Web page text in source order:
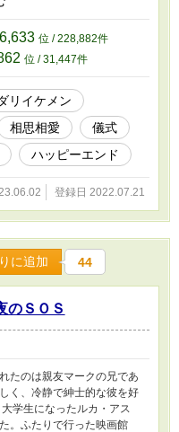
に抗い、共に生きる道を探
位 / 228,882件
位 / 31,447件
リイケメン
相思相愛
儀式
ハッピーエンド
登録日 2022.07.21
に追加 44
のＳＯＳ
たのは親友マークの兄であ
く、冷静で紳士的な彼を好
学生になったルカ・アス
。ふたりで行った映画館